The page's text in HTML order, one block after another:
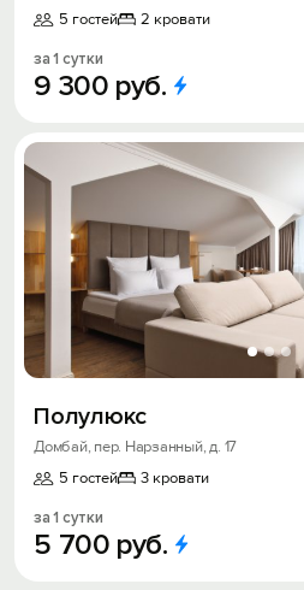
5 гостей
2 кровати
за 1 сутки
9 300 руб.
Полулюкс
Домбай, пер. Нарзанный, д. 17
5 гостей
3 кровати
за 1 сутки
5 700 руб.